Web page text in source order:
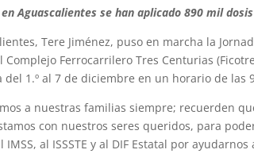
Aguascalientes se han aplicado 890 mil
Tere Jiménez, puso en marcha la
Complejo Ferrocarrilero Tres Centurias
1.º al 7 de diciembre en un horario de las
a nuestras familias siempre; recuerden
con nuestros seres queridos, para
al ISSSTE y al DIF Estatal por